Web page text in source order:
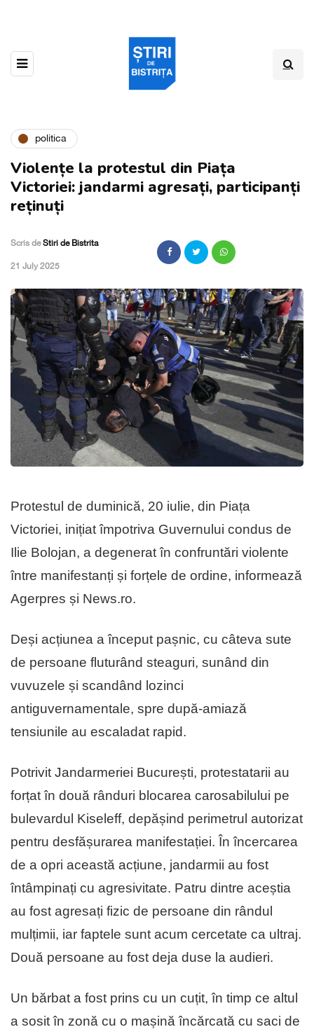
politica
Violențe la protestul din Piața
Victoriei: jandarmi agresați, participanți
reținuți
Scris deStiri de Bistrita
,21 July 2025
Protestul de duminică, 20 iulie, din Piața
Victoriei, inițiat împotriva Guvernului condus de
Ilie Bolojan, a degenerat în confruntări violente
între manifestanți și forțele de ordine, informează
Agerpres și News.ro.
Deși acțiunea a început pașnic, cu câteva sute
de persoane fluturând steaguri, sunând din
vuvuzele și scandând lozinci
antiguvernamentale, spre după-amiază
tensiunile au escaladat rapid.
Potrivit Jandarmeriei București, protestatarii au
forțat în două rânduri blocarea carosabilului pe
bulevardul Kiseleff, depășind perimetrul autorizat
pentru desfășurarea manifestației. În încercarea
de a opri această acțiune, jandarmii au fost
întâmpinați cu agresivitate. Patru dintre aceștia
au fost agresați fizic de persoane din rândul
mulțimii, iar faptele sunt acum cercetate ca ultraj.
Două persoane au fost deja duse la audieri.
Un bărbat a fost prins cu un cuțit, în timp ce altul
a sosit în zonă cu o mașină încărcată cu saci de